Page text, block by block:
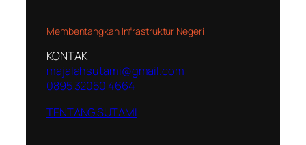
Membentangkan Infrastruktur Negeri
KONTAK
majalahsutami@gmail.com
0895 32050 4664
TENTANG SUTAMI